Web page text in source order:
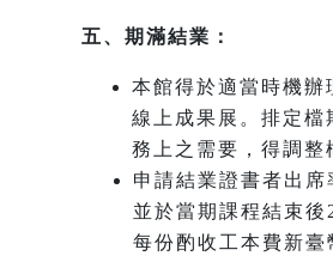
五、期滿結業：
本館得於適當時機辦
線上成果展。排定檔
務上之需要，得調整
申請結業證書者出席
並於當期課程結束後
每份酌收工本費新臺